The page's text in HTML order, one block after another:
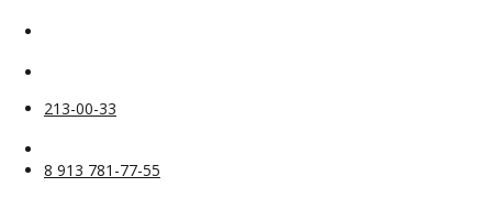
213-00-33
8 913 781-77-55